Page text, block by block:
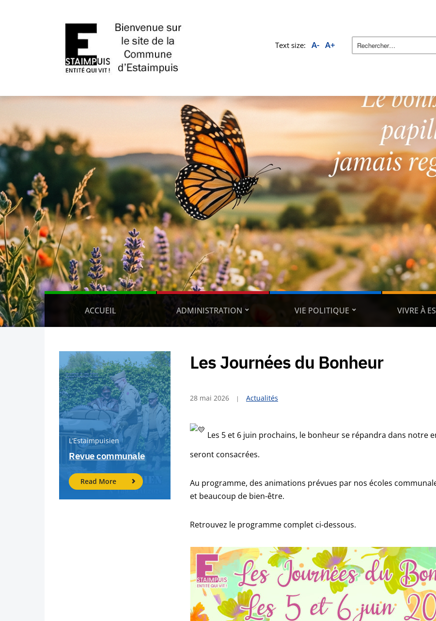
Text size: A- A+
ACCUEIL ADMINISTRATION VIE POLITIQUE VIVRE À
L’Estaimpuisien
Revue communale
Read More
Les Journées du Bonheur
28 mai 2026 Actualités
Les 5 et 6 juin prochains, le bonheur se répandra dans notre
seront consacrées.
Au programme, des animations prévues par nos écoles
et beaucoup de bien-être.
Retrouvez le programme complet ci-dessous.